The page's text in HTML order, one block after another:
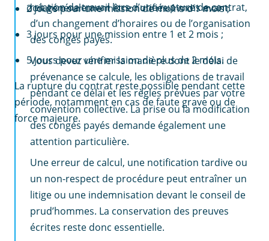
doit généralement être notifiée 1 mois avant.
2 jours pour une mission de moins d’1 mois ;
3 jours pour une mission entre 1 et 2 mois ;
5 jours pour une mission de plus de 2 mois.
La rupture du contrat reste possible pendant cette
période, notamment en cas de faute grave ou de
force majeure.
relation de travail lors d’une rupture de contrat,
d’un changement d’horaires ou de l’organisation
des congés payés.
Vous devez vérifier la manière dont le délai de
prévenance se calcule, les obligations de travail
pendant ce délai et les règles prévues par votre
convention collective. La prise ou la modification
des congés payés demande également une
attention particulière.
Une erreur de calcul, une notification tardive ou
un non-respect de procédure peut entraîner un
litige ou une indemnisation devant le conseil de
prud’hommes. La conservation des preuves
écrites reste donc essentielle.